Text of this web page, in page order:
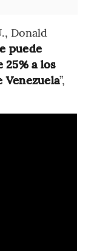
Donald
puede
a los
Venezuela”,